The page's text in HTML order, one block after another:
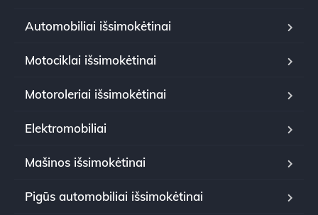
Automobiliai išsimokėtinai
Motociklai išsimokėtinai
Motoroleriai išsimokėtinai
Elektromobiliai
Mašinos išsimokėtinai
Pigūs automobiliai išsimokėtinai